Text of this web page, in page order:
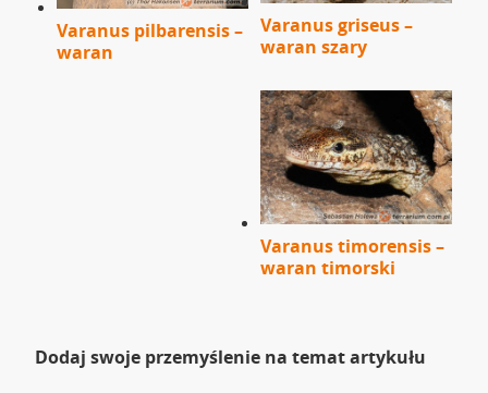
Varanus pilbarensis –
waran
Varanus griseus –
waran szary
Varanus timorensis –
waran timorski
Dodaj swoje przemyślenie na temat artykułu